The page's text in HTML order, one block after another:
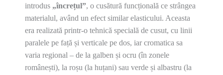
introdus „încrețul”, o cusătură funcțională ce strângea
materialul, având un efect similar elasticului. Aceasta
era realizată printr-o tehnică specială de cusut, cu linii
paralele pe față și verticale pe dos, iar cromatica sa
varia regional – de la galben și ocru (în zonele
românești), la roșu (la huțani) sau verde și albastru (la